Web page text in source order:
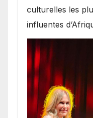
culturelles les
influentes